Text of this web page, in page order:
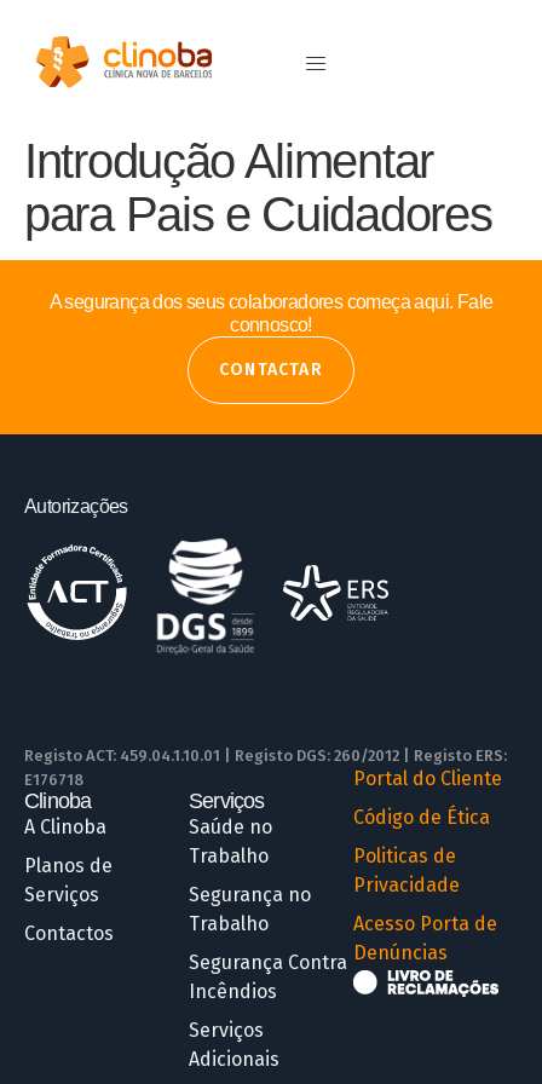
Introdução Alimentar
para Pais e Cuidadores
A segurança dos seus colaboradores começa aqui. Fale
connosco!
CONTACTAR
Autorizações
Registo ACT: 459.04.1.10.01 | Registo DGS: 260/2012 | Registo ERS:
E176718
Clinoba
A Clinoba
Planos de
Serviços
Contactos
Serviços
Saúde no
Trabalho
Segurança no
Trabalho
Segurança Contra
Incêndios
Serviços
Adicionais
Portal do Cliente
Código de Ética
Politicas de
Privacidade
Acesso Porta de
Denúncias